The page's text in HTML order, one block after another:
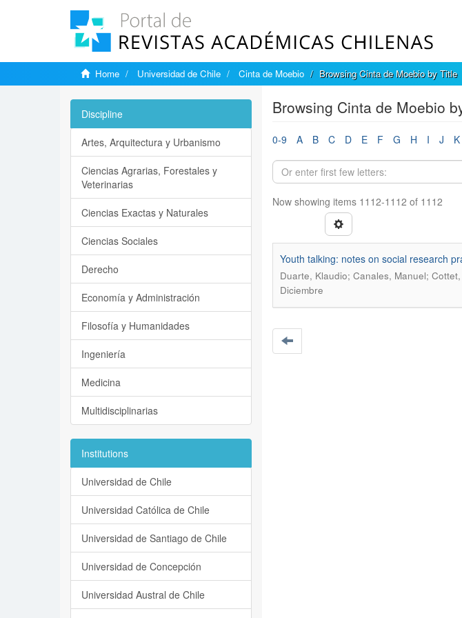
Home Universidad de Chile Cinta de Moebio Browsing Cinta de Moebio by Title
Browsing Cinta de Moebio
0-9 A B C D E F G H I J K
Now showing items 1112-1112 of 1112
Youth talking: notes on social research
Duarte, Klaudio; Canales, Manuel;
Diciembre
Discipline
Artes, Arquitectura y Urbanismo
Ciencias Agrarias, Forestales y
Veterinarias
Ciencias Exactas y Naturales
Ciencias Sociales
Derecho
Economía y Administración
Filosofía y Humanidades
Ingeniería
Medicina
Multidisciplinarias
Institutions
Universidad de Chile
Universidad Católica de Chile
Universidad de Santiago de Chile
Universidad de Concepción
Universidad Austral de Chile